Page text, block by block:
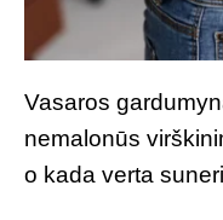
Vasaros
nemalonūs
o kada verta